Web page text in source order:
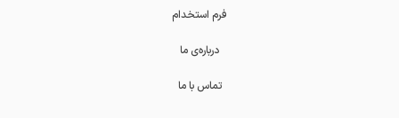
فرم استخدام
درباره‌ی ما
تماس با ما